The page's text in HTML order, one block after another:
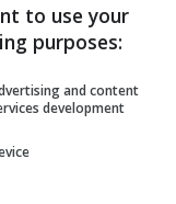
të deklaruar
se mund t'i
kanë parë
aty
to use your
purposes:
and content
development